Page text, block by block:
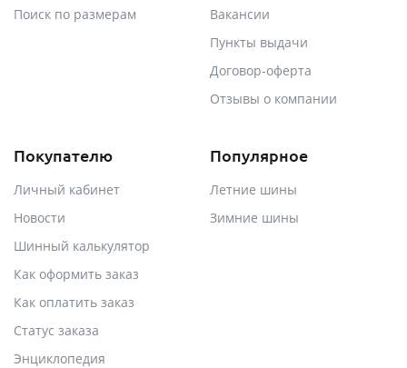
Поиск по размерам
Вакансии
Пункты выдачи
Договор-оферта
Отзывы о компании
Покупателю
Личный кабинет
Новости
Шинный калькулятор
Как оформить заказ
Как оплатить заказ
Статус заказа
Энциклопедия
Популярное
Летние шины
Зимние шины